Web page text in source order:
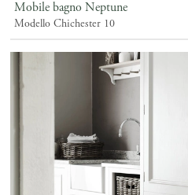
Mobile bagno Neptune
Modello Chichester 10